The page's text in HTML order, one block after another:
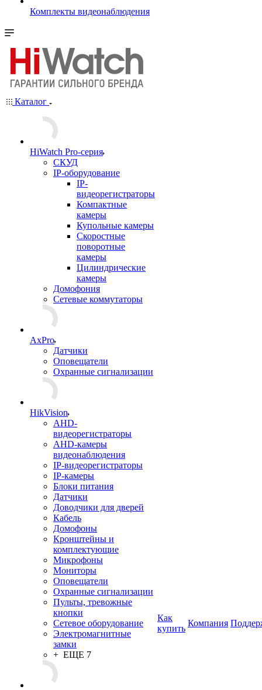
Комплекты видеонаблюдения
Каталог
HiWatch Pro-серия
CКУД
IP-оборудование
IP-
видеорегистраторы
Компактные
камеры
Купольные камеры
Скоростные
поворотные
камеры
Цилиндрические
камеры
Домофония
Сетевые коммутаторы
AxPro
Датчики
Оповещатели
Охранные сигнализации
HikVision
AHD-
видеорегистраторы
AHD-камеры
видеонаблюдения
IP-видеорегистраторы
IP-камеры
Блоки питания
Датчики
Доводчики для дверей
Кабель
Домофоны
Кронштейны и
комплектующие
Микрофоны
Мониторы
Оповещатели
Охранные сигнализации
Пульты, тревожные
кнопки
Сетевое оборудование
Электромагнитные
замки
+ ЕЩЕ 7
Как
купить
Компания